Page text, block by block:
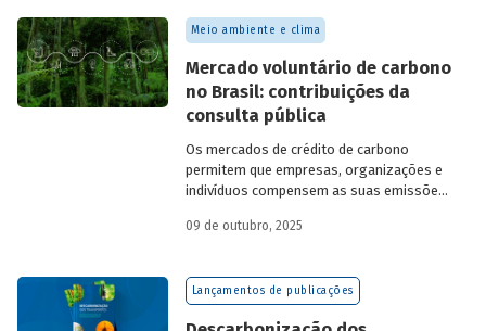
climáticas no mundo.
Meio ambiente e clima
Mercado voluntário de carbono
no Brasil: contribuições da
consulta pública
Os mercados de crédito de carbono
permitem que empresas, organizações e
indivíduos compensem as suas emissões
por projetos de redução de emissões
MMA realizaram uma consulta pública
sobre a certificação de carbono no
09 de outubro, 2025
Lançamentos de publicações